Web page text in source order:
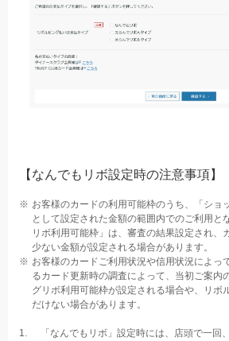
【なんでもリボ設定時の注意事項】
お客様のカードの利用可能枠のうち、「ショ
として設定された金額の範囲内でのご利用と
リボ利用可能枠」は、審査の結果設定され、
少ない金額が設定される場合があります。
お客様のカードご利用状況や信用状況によっ
るカード更新時の調査によって、当初ご案内
グリボ利用可能枠が設定される場合や、リボ
だけない場合があります。
「なんでもリボ」設定時には、店頭で一回